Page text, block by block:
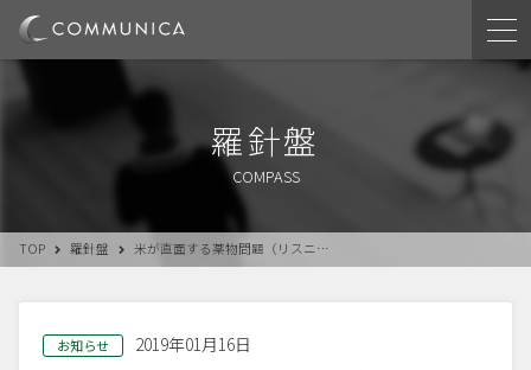
羅針盤
COMPASS
TOP 羅針盤 米が直面する薬物問題（リスニ…
お知らせ 2019年01月16日